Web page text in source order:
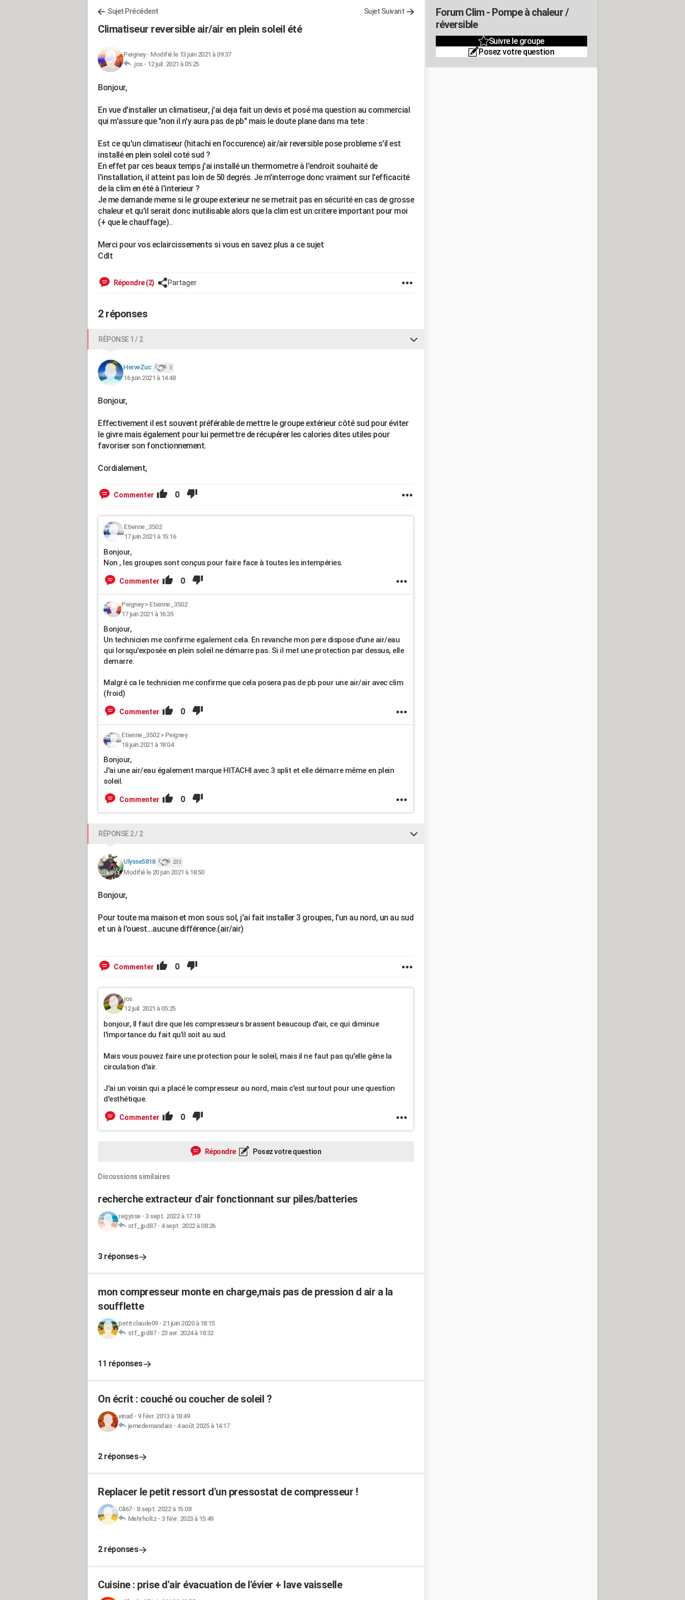
Sujet Précédent Sujet Suivant
Climatiseur reversible air/air en plein soleil été
Peigney- Modifié le 13 juin 2021 à 09:37
jos - 12 juil. 2021 à 05:25
Bonjour,
En vue d'installer un climatiseur, j'ai deja fait un devis et posé ma question au commercial
qui m'assure que "non il n'y aura pas de pb" mais le doute plane dans ma tete :
Est ce qu'un climatiseur (hitachi en l'occurence) air/air reversible pose probleme s'il est
installé en plein soleil coté sud ?
En effet par ces beaux temps j'ai installé un thermometre à l'endroit souhaité de
l'installation, il atteint pas loin de 50 degrés. Je m'interroge donc vraiment sur l'efficacité
de la clim en été à l'interieur ?
Je me demande meme si le groupe exterieur ne se metrait pas en sécurité en cas de grosse
chaleur et qu'il serait donc inutilisable alors que la clim est un critere important pour moi
(+ que le chauffage)..
Merci pour vos eclaircissements si vous en savez plus a ce sujet
Cdlt
Répondre (2) Partager
2 réponses
RÉPONSE 1 / 2
HerveZuc 5
16 juin 2021 à 14:48
Bonjour,
Effectivement il est souvent préférable de mettre le groupe extérieur côté sud pour éviter
le givre mais également pour lui permettre de récupérer les calories dites utiles pour
favoriser son fonctionnement.
Cordialement,
Commenter 0
Etienne_3502
17 juin 2021 à 15:16
Bonjour,
Non , les groupes sont conçus pour faire face à toutes les intempéries.
Commenter 0
Peigney> Etienne_3502
17 juin 2021 à 16:35
Bonjour,
Un technicien me confirme egalement cela. En revanche mon pere dispose d'une air/eau
qui lorsqu'exposée en plein soleil ne démarre pas. Si il met une protection par dessus, elle
demarre.
Malgré ca le technicien me confirme que cela posera pas de pb pour une air/air avec clim
(froid)
Commenter 0
Etienne_3502> Peigney
18 juin 2021 à 18:04
Bonjour,
J'ai une air/eau également marque HITACHI avec 3 split et elle démarre même en plein
soleil.
Commenter 0
RÉPONSE 2 / 2
Ulysse5818 233
Modifié le 20 juin 2021 à 18:50
Bonjour,
Pour toute ma maison et mon sous sol, j'ai fait installer 3 groupes, l'un au nord, un au sud
et un à l'ouest...aucune différence.(air/air)
Commenter 0
jos
12 juil. 2021 à 05:25
bonjour, Il faut dire que les compresseurs brassent beaucoup d'air, ce qui diminue
l'importance du fait qu'il soit au sud.
Mais vous pouvez faire une protection pour le soleil, mais il ne faut pas qu'elle gêne la
circulation d'air.
J'ai un voisin qui a placé le compresseur au nord, mais c'est surtout pour une question
d'esthétique.
Commenter 0
Répondre Posez votre question
Discussions similaires
recherche extracteur d'air fonctionnant sur piles/batteries
regysse- 3 sept. 2022 à 17:18
stf_jpd87- 4 sept. 2022 à 08:26
3 réponses
mon compresseur monte en charge,mais pas de pression d air a la
soufflette
petitclaude09- 21 juin 2020 à 18:15
stf_jpd87- 23 avr. 2024 à 18:32
11 réponses
On écrit : couché ou coucher de soleil ?
vinad - 9 févr. 2013 à 18:49
jemedemandais- 4 août 2025 à 14:17
2 réponses
Replacer le petit ressort d'un pressostat de compresseur !
Oli67- 8 sept. 2022 à 15:08
Mehrholtz - 3 févr. 2023 à 15:49
2 réponses
Cuisine : prise d'air évacuation de l'évier + lave vaisselle
Forum Clim - Pompe à chaleur /
réversible
Suivre le groupe
Posez votre question